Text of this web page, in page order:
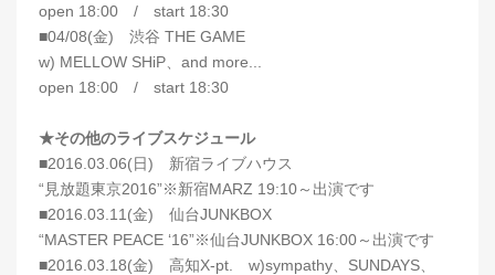
open 18:00 / start 18:30
■04/08(金) 渋谷 THE GAME
w) MELLOW SHiP、and more...
open 18:00 / start 18:30
★その他のライブスケジュール
■2016.03.06(日) 新宿ライブハウス
“見放題東京2016”※新宿MARZ 19:10～出演です
■2016.03.11(金) 仙台JUNKBOX
“MASTER PEACE ‘16”※仙台JUNKBOX 16:00～出演です
■2016.03.18(金) 高知X-pt. w)sympathy、SUNDAYS、